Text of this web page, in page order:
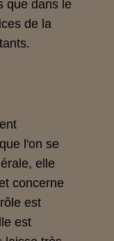
que dans le
de la
l'on se
elle
concerne
est
est